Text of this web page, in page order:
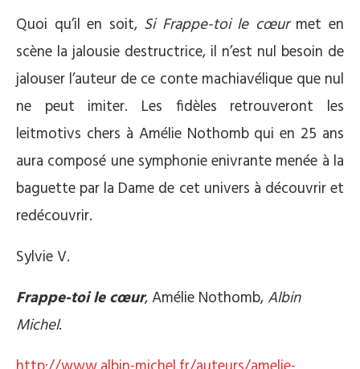
Quoi qu’il en soit, Si Frappe-toi le cœurmet en
scène la jalousie destructrice, il n’est nul besoin de
jalouser l’auteur de ce conte machiavélique que nul
ne peut imiter. Les fidèles retrouveront les
leitmotivs chers à Amélie Nothomb qui en 25 ans
aura composé une symphonie enivrante menée à la
baguette par la Dame de cet univers à découvrir et
redécouvrir.
Sylvie V.
Frappe-toi le cœur, Amélie Nothomb, Albin
Michel.